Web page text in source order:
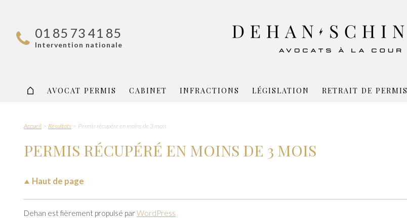
01 85 73 41 85
Intervention nationale
AVOCAT PERMIS CABINET INFRACTIONS LÉGISLATION RETRAIT DE PERMIS
Accueil Résultats Permis récupéré en moins de 3 mois
PERMIS RÉCUPÉRÉ EN MOINS DE 3 MOIS
Haut de page
Dehan est fièrement propulsé parWordPress